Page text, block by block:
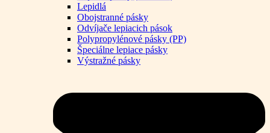
Lepidlá
Obojstranné pásky
Odvíjače lepiacich pások
Polypropylénové pásky (PP)
Špeciálne lepiace pásky
Výstražné pásky